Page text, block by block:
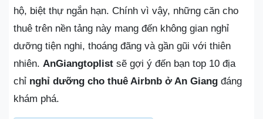
hộ, biệt thự ngắn hạn. Chính vì vậy, những căn cho
thuê trên nền tảng này mang đến không gian nghỉ
dưỡng tiện nghi, thoáng đãng và gần gũi với thiên
nhiên. AnGiangtoplist sẽ gợi ý đến bạn top 10 địa
chỉ nghỉ dưỡng cho thuê Airbnb ở An Giang đáng
khám phá.